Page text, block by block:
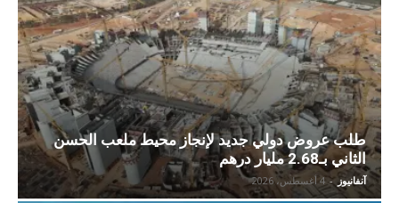
طلب عروض دولي جديد لإنجاز محيط ملعب الحسن
الثاني بـ2.68 مليار درهم
آنفانيوز - 4 أغسطس، 2026